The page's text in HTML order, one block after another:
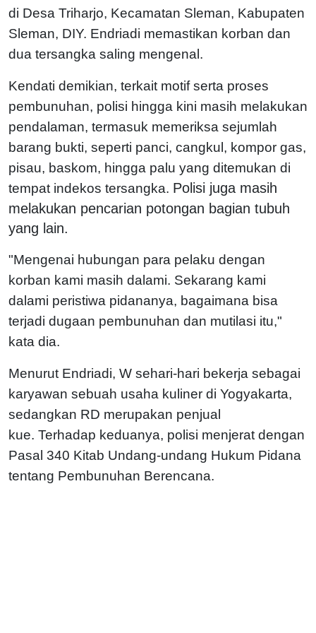
di Desa Triharjo, Kecamatan Sleman, Kabupaten
Sleman, DIY. Endriadi memastikan korban dan
dua tersangka saling mengenal.
Kendati demikian, terkait motif serta proses
pembunuhan, polisi hingga kini masih melakukan
pendalaman, termasuk memeriksa sejumlah
barang bukti, seperti panci, cangkul, kompor gas,
pisau, baskom, hingga palu yang ditemukan di
tempat indekos tersangka. Polisi juga masih
melakukan pencarian potongan bagian tubuh
yang lain.
"Mengenai hubungan para pelaku dengan
korban kami masih dalami. Sekarang kami
dalami peristiwa pidananya, bagaimana bisa
terjadi dugaan pembunuhan dan mutilasi itu,"
kata dia.
Menurut Endriadi, W sehari-hari bekerja sebagai
karyawan sebuah usaha kuliner di Yogyakarta,
sedangkan RD merupakan penjual
kue. Terhadap keduanya, polisi menjerat dengan
Pasal 340 Kitab Undang-undang Hukum Pidana
tentang Pembunuhan Berencana.